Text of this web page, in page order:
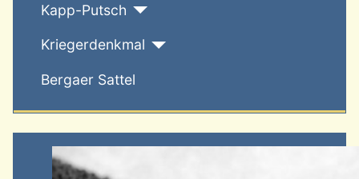
Kapp-Putsch
Kriegerdenkmal
Bergaer Sattel